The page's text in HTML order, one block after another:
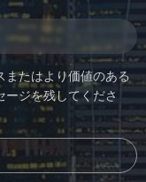
またはより価値のある
ジを残してくださ